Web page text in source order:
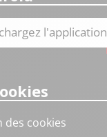
l'application
des cookies